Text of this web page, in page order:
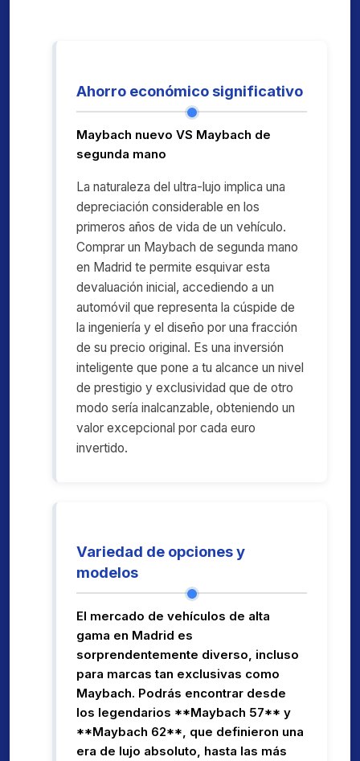
Ahorro económico significativo
Maybach nuevo VS Maybach de
segunda mano
La naturaleza del ultra-lujo implica una
depreciación considerable en los
primeros años de vida de un vehículo.
Comprar un Maybach de segunda mano
en Madrid te permite esquivar esta
devaluación inicial, accediendo a un
automóvil que representa la cúspide de
la ingeniería y el diseño por una fracción
de su precio original. Es una inversión
inteligente que pone a tu alcance un nivel
de prestigio y exclusividad que de otro
modo sería inalcanzable, obteniendo un
valor excepcional por cada euro
invertido.
Variedad de opciones y
modelos
El mercado de vehículos de alta
gama en Madrid es
sorprendentemente diverso, incluso
para marcas tan exclusivas como
Maybach. Podrás encontrar desde
los legendarios **Maybach 57** y
**Maybach 62**, que definieron una
era de lujo absoluto, hasta las más